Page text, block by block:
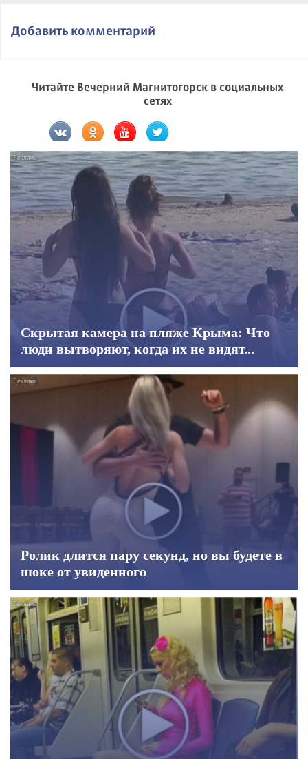
Добавить комментарий
Читайте Вечерний Магнитогорск в социальных
сетях
Скрытая камера на пляже Крыма: Что
люди вытворяют, когда их не видят...
Ролик длится пару секунд, но вы будете в
шоке от увиденного